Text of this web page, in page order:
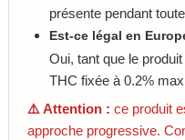
présente pendant
Est-ce légal en
Oui, tant que le
THC fixée à 0.2%
⚠️ Attention : ce produit
approche progressive.